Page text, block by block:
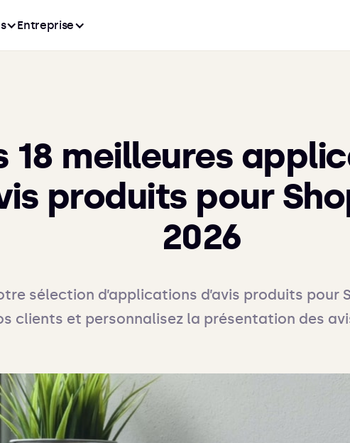
Entreprise
18 meilleures
produits pour
2026
sélection d’applications d’avis produits pour
clients et personnalisez la présentation des